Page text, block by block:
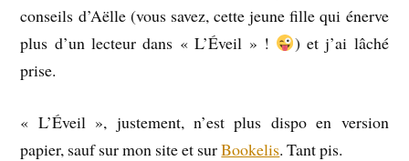
conseils d’Aëlle (vous savez, cette jeune fille qui énerve
plus d’un lecteur dans « L’Éveil » !
) et j’ai lâché
prise.
« L’Éveil », justement, n’est plus dispo en version
papier, sauf sur mon site et surBookelis. Tant pis.